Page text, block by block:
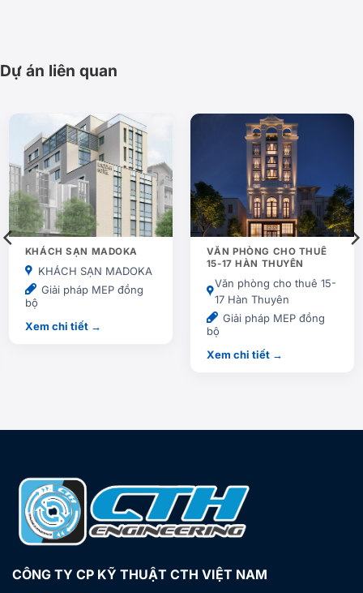
Dự án liên quan
KHÁCH SẠN MADOKA
KHÁCH SẠN MADOKA
Giải pháp MEP đồng
bộ
Xem chi tiết →
VĂN PHÒNG CHO THUÊ
15-17 HÀN THUYÊN
Văn phòng cho thuê 15-
17 Hàn Thuyên
Giải pháp MEP đồng
bộ
Xem chi tiết →
CÔNG TY CP KỸ THUẬT CTH VIỆT NAM